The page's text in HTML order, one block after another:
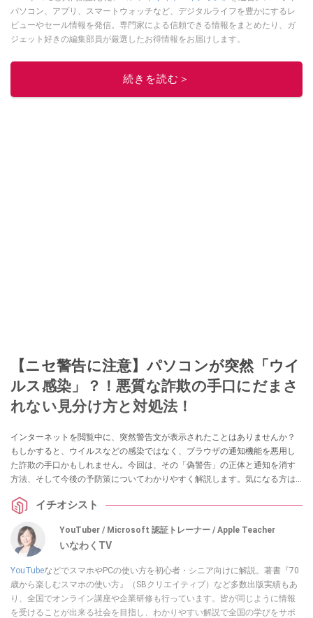
パソコン、アプリ、スマートウォッチなど、デジタルライフを豊かにするレ
ビューやセール情報を発信。専門家による信頼できる情報をまとめたり、ガ
ジェット好きの編集部員が厳選したお得情報をお届けします。
このイチオシストの他の記事を読む
続きを読む＞
【ニセ警告に注意】パソコンが突然「ウイ
ルス感染」？！悪質な詐欺の手口にだまさ
れない見分け方と対処法！
インターネットを閲覧中に、突然警告文が表示されたことはありませんか？
もしかすると、ウイルスなどの感染ではなく、ブラウザの通知機能を悪用し
た詐欺の手口かもしれません。今回は、その「偽警告」の正体と通知を消す
方法、そして今後の予防策についてわかりやすく解説します。気になる方は
イチオシスト
YouTuber / Microsoft 認証トレーナー / Apple Teacher
いなわくTV
YouTubeなどでスマホやPCの使い方を初心者・シニア向けに解説。著書『70
歳から楽しむスマホの使い方』（SBクリエイティブ）など多数出版実績もあ
り、全国でオンライン講座や企業研修も行っています。皆が同じように情報
を受けることが出来る社会を目指し、わかりやすい解説で全国の学びをサポ